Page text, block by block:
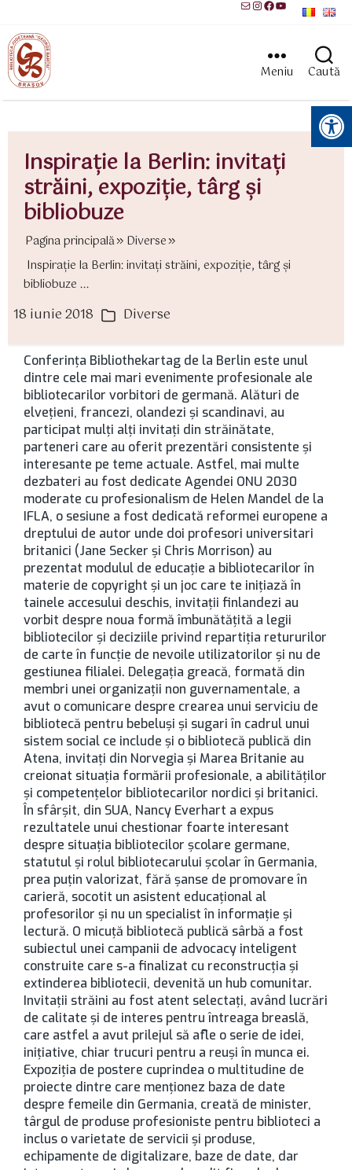
MailInstagram
Facebook
YouTube
Meniu Caută
Instrumente pentru accesibilitate
Inspiraţie la Berlin: invitaţi
străini, expoziţie, târg şi
bibliobuze
Pagina principală
Diverse
Inspiraţie la Berlin: invitaţi străini, expoziţie, târg şi
bibliobuze ...
18 iunie 2018 Categorii
Diverse
Conferinţa Bibliothekartag de la Berlin este unul
dintre cele mai mari evenimente profesionale ale
bibliotecarilor vorbitori de germană. Alături de
elveţieni, francezi, olandezi şi scandinavi, au
participat mulţi alţi invitaţi din străinătate,
parteneri care au oferit prezentări consistente şi
interesante pe teme actuale. Astfel, mai multe
dezbateri au fost dedicate Agendei ONU 2030
moderate cu profesionalism de Helen Mandel de la
IFLA, o sesiune a fost dedicată reformei europene a
dreptului de autor unde doi profesori universitari
britanici (Jane Secker şi Chris Morrison) au
prezentat modulul de educaţie a bibliotecarilor în
materie de copyright şi un joc care te iniţiază în
tainele accesului deschis, invitaţii finlandezi au
vorbit despre noua formă îmbunătăţită a legii
bibliotecilor şi deciziile privind repartiţia retururilor
de carte în funcţie de nevoile utilizatorilor şi nu de
gestiunea filialei. Delegaţia greacă, formată din
membri unei organizaţii non guvernamentale, a
avut o comunicare despre crearea unui serviciu de
bibliotecă pentru bebeluşi şi sugari în cadrul unui
sistem social ce include şi o bibliotecă publică din
Atena, invitaţi din Norvegia şi Marea Britanie au
creionat situaţia formării profesionale, a abilităţilor
şi competenţelor bibliotecarilor nordici şi britanici.
În sfârşit, din SUA, Nancy Everhart a expus
rezultatele unui chestionar foarte interesant
despre situaţia bibliotecilor şcolare germane,
statutul şi rolul bibliotecarului şcolar în Germania,
prea puţin valorizat, fără şanse de promovare în
carieră, socotit un asistent educaţional al
profesorilor şi nu un specialist în informaţie şi
lectură. O micuţă bibliotecă publică sârbă a fost
subiectul unei campanii de advocacy inteligent
construite care s-a finalizat cu reconstrucţia şi
extinderea bibliotecii, devenită un hub comunitar.
Invitaţii străini au fost atent selectaţi, având lucrări
de calitate şi de interes pentru întreaga breaslă,
care astfel a avut prilejul să afle o serie de idei,
iniţiative, chiar trucuri pentru a reuşi în munca ei.
Expoziţia de postere cuprindea o multitudine de
proiecte dintre care menţionez baza de date
despre femeile din Germania, creată de minister,
târgul de produse profesioniste pentru biblioteci a
inclus o varietate de servicii şi produse,
echipamente de digitalizare, baze de date, dar